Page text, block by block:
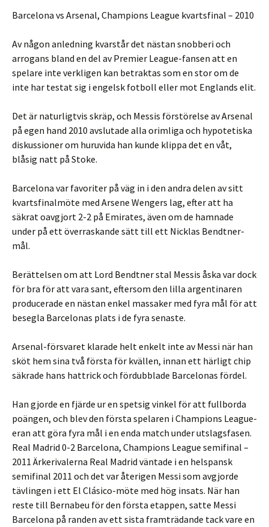
Barcelona vs Arsenal, Champions League kvartsfinal – 2010
Av någon anledning kvarstår det nästan snobberi och
arrogans bland en del av Premier League-fansen att en
spelare inte verkligen kan betraktas som en stor om de
inte har testat sig i engelsk fotboll eller mot Englands elit.
Det är naturligtvis skräp, och Messis förstörelse av Arsenal
på egen hand 2010 avslutade alla orimliga och hypotetiska
diskussioner om huruvida han kunde klippa det en våt,
blåsig natt på Stoke.
Barcelona var favoriter på väg in i den andra delen av sitt
kvartsfinalmöte med Arsene Wengers lag, efter att ha
säkrat oavgjort 2-2 på Emirates, även om de hamnade
under på ett överraskande sätt till ett Nicklas Bendtner-
mål.
Berättelsen om att Lord Bendtner stal Messis åska var dock
för bra för att vara sant, eftersom den lilla argentinaren
producerade en nästan enkel massaker med fyra mål för att
besegla Barcelonas plats i de fyra senaste.
Arsenal-försvaret klarade helt enkelt inte av Messi när han
sköt hem sina två första för kvällen, innan ett härligt chip
säkrade hans hattrick och fördubblade Barcelonas fördel.
Han gjorde en fjärde ur en spetsig vinkel för att fullborda
poängen, och blev den första spelaren i Champions League-
eran att göra fyra mål i en enda match under utslagsfasen.
Real Madrid 0-2 Barcelona, Champions League semifinal –
2011 Ärkerivalerna Real Madrid väntade i en helspansk
semifinal 2011 och det var återigen Messi som avgjorde
tävlingen i ett El Clásico-möte med hög insats. När han
reste till Bernabeu för den första etappen, satte Messi
Barcelona på randen av ett sista framträdande tack vare en